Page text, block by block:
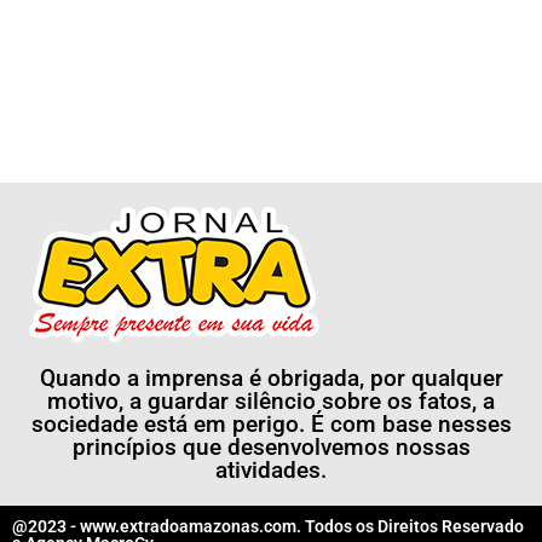
Quando a imprensa é obrigada, por qualquer
motivo, a guardar silêncio sobre os fatos, a
sociedade está em perigo. É com base nesses
princípios que desenvolvemos nossas
atividades.
@2023 - www.extradoamazonas.com. Todos os Direitos Reservado